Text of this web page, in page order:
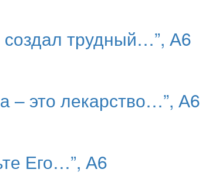
создал трудный…”, А6
– это лекарство…”, А6
Его…”, А6